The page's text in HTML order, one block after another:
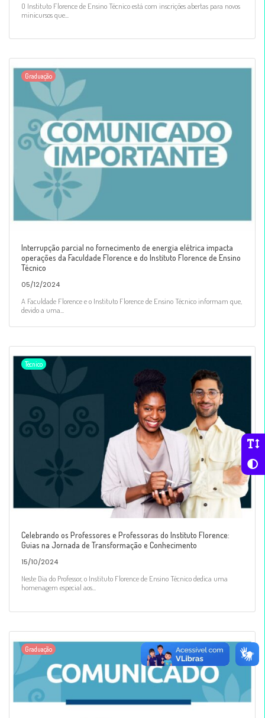
O Instituto Florence de Ensino Técnico está com inscrições abertas para novos
minicursos que...
Graduação
Interrupção parcial no fornecimento de energia elétrica impacta
operações da Faculdade Florence e do Instituto Florence de Ensino
Técnico
05/12/2024
A Faculdade Florence e o Instituto Florence de Ensino Técnico informam que,
devido a uma...
Técnico
Celebrando os Professores e Professoras do Instituto Florence:
Guias na Jornada de Transformação e Conhecimento
15/10/2024
Neste Dia do Professor, o Instituto Florence de Ensino Técnico dedica uma
homenagem especial aos...
Graduação